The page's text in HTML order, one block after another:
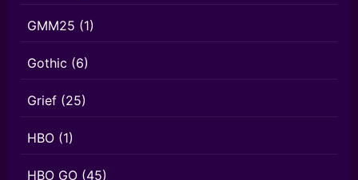
GMM25 (1)
Gothic (6)
Grief (25)
HBO (1)
HBO GO (45)